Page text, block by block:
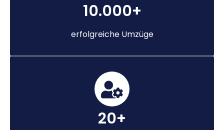
10.000+
erfolgreiche Umzüge
20+